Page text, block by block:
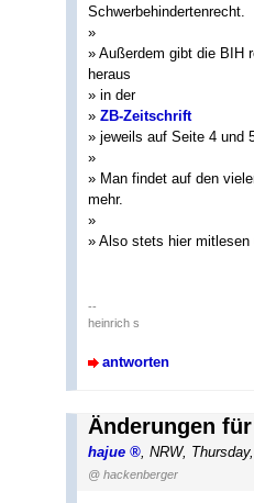
Schwerbehindertenrecht.
»
» Außerdem gibt die BIH
heraus
» in der
» ZB-Zeitschrift
» jeweils auf Seite 4 und
»
» Man findet auf den
mehr.
»
» Also stets hier mitlesen
--
heinrich s
antworten
Änderungen
hajue , NRW,
@ hackenberger